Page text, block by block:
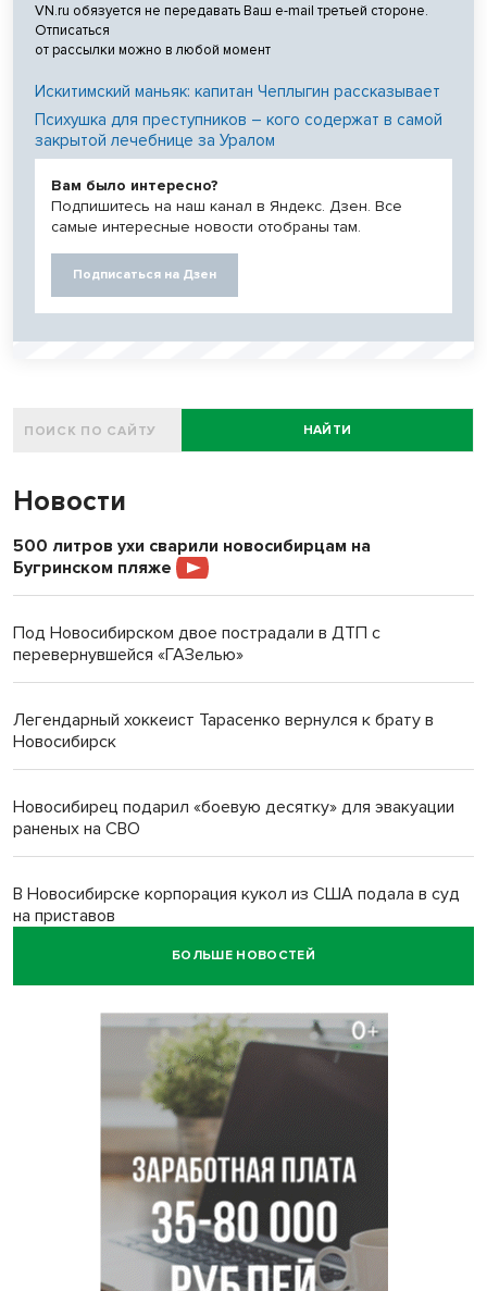
VN.ru обязуется не передавать Ваш e-mail третьей стороне.
Отписаться
от рассылки можно в любой момент
Искитимский маньяк: капитан Чеплыгин рассказывает
Психушка для преступников – кого содержат в самой
закрытой лечебнице за Уралом
Вам было интересно?
Подпишитесь на наш канал в Яндекс. Дзен. Все
самые интересные новости отобраны там.
Подписаться на Дзен
НАЙТИ
Новости
500 литров ухи сварили новосибирцам на
Бугринском пляже
Под Новосибирском двое пострадали в ДТП с
перевернувшейся «ГАЗелью»
Легендарный хоккеист Тарасенко вернулся к брату в
Новосибирск
Новосибирец подарил «боевую десятку» для эвакуации
раненых на СВО
В Новосибирске корпорация кукол из США подала в суд
на приставов
В Новосибирске минздрав объявил бесплатную
В Новосибирске врачи прооперировали 25 тысяч
пациентов с катарактой
Знаменитый орангутан Бату отметил юбилей в
новосибирском зоопарке
Новосибирские хирурги спасли сердце восьмиклассницы
с донорским клапаном
БОЛЬШЕ НОВОСТЕЙ